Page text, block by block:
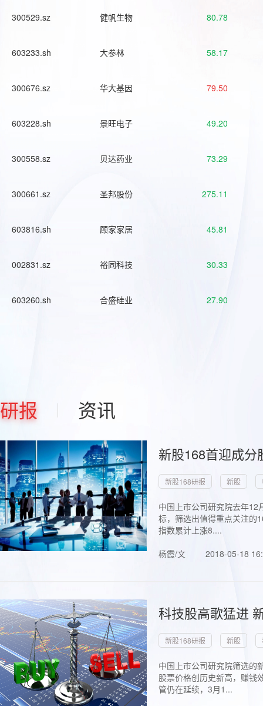
300529.sz 健帆生物 80.78
603233.sh 大参林 58.17
300676.sz 华大基因 79.50
603228.sh 景旺电子 49.20
300558.sz 贝达药业 73.29
300661.sz 圣邦股份 275.11
603816.sh 顾家家居 45.81
002831.sz 裕同科技 30.33
603260.sh 合盛硅业 27.90
研报 资讯
新股168首迎成
新股168研报 新股
中国上市公司研究院去年
标，筛选出值得重点关注的
指数累计上涨8....
杨霞/文
2018-05-18
科技股高歌猛进
新股168研报 新股
中国上市公司研究院筛选的
股票价格创历史新高，赚钱
管仍在延续，3月1...